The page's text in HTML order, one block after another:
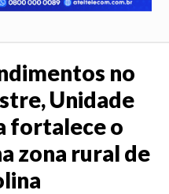
no
Unidade
fortalece o
zona rural de